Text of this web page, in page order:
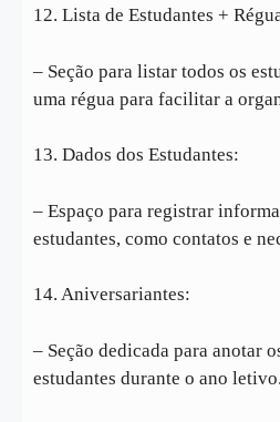
12. Lista de Estudantes +
– Seção para listar todos os
uma régua para facilitar a
13. Dados dos Estudantes:
– Espaço para registrar
estudantes, como contatos e
14. Aniversariantes:
– Seção dedicada para anotar
estudantes durante o ano letivo.